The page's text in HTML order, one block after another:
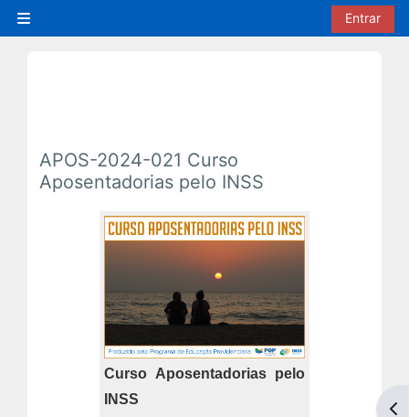
Painel lateral
Entrar
APOS-2024-021 Curso
Aposentadorias pelo INSS
Curso Aposentadorias pelo
INSS